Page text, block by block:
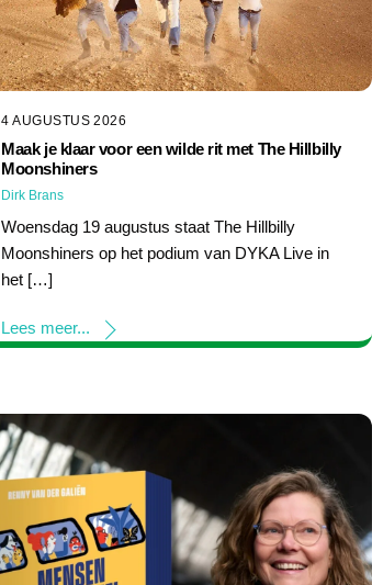
4 AUGUSTUS 2026
Maak je klaar voor een wilde rit met The Hillbilly
Moonshiners
Dirk Brans
Woensdag 19 augustus staat The Hillbilly
Moonshiners op het podium van DYKA Live in
het […]
Lees meer...